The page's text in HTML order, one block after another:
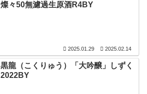
燦々50無濾過生原酒R4BY
2025.01.29 2025.02.14
黒龍（こくりゅう）「大吟醸」しずく
2022BY